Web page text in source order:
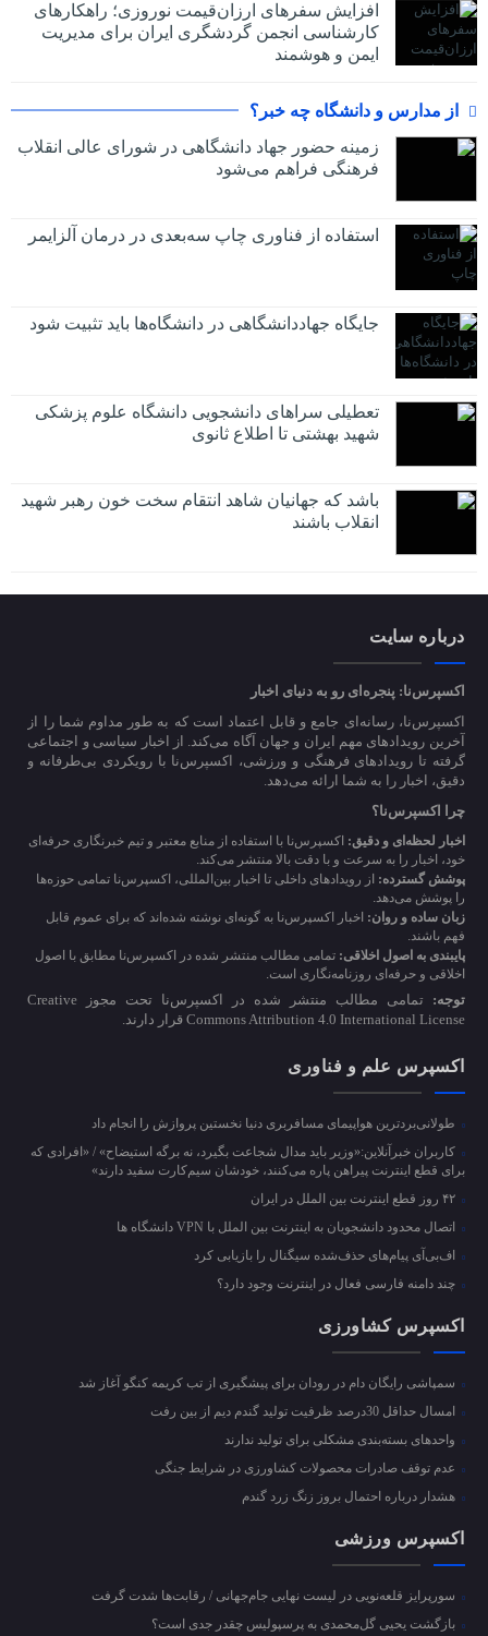
افزایش سفرهای ارزان‌قیمت نوروزی؛ راهکارهای
کارشناسی انجمن گردشگری ایران برای مدیریت
ایمن و هوشمند
از مدارس و دانشگاه چه خبر؟
زمینه حضور جهاد دانشگاهی در شورای عالی انقلاب
فرهنگی فراهم می‌شود
استفاده از فناوری چاپ سه‌بعدی در درمان آلزایمر
جایگاه جهاددانشگاهی در دانشگاه‌ها باید تثبیت شود
تعطیلی سراهای دانشجویی دانشگاه علوم پزشکی
شهید بهشتی تا اطلاع ثانوی
باشد که جهانیان شاهد انتقام سخت خون رهبر شهید
انقلاب باشند
درباره سایت
اکسپرس‌نا: پنجره‌ای رو به دنیای اخبار
اکسپرس‌نا، رسانه‌ای جامع و قابل اعتماد است که به طور مداوم شما را از
آخرین رویدادهای مهم ایران و جهان آگاه می‌کند. از اخبار سیاسی و اجتماعی
گرفته تا رویدادهای فرهنگی و ورزشی، اکسپرس‌نا با رویکردی بی‌طرفانه و
دقیق، اخبار را به شما ارائه می‌دهد.
چرا اکسپرس‌نا؟
اخبار لحظه‌ای و دقیق: اکسپرس‌نا با استفاده از منابع معتبر و تیم خبرنگاری حرفه‌ای
خود، اخبار را به سرعت و با دقت بالا منتشر می‌کند.
پوشش گسترده: از رویدادهای داخلی تا اخبار بین‌المللی، اکسپرس‌نا تمامی حوزه‌ها
را پوشش می‌دهد.
زبان ساده و روان: اخبار اکسپرس‌نا به گونه‌ای نوشته شده‌اند که برای عموم قابل
فهم باشند.
پایبندی به اصول اخلاقی: تمامی مطالب منتشر شده در اکسپرس‌نا مطابق با اصول
اخلاقی و حرفه‌ای روزنامه‌نگاری است.
توجه:
تمامی مطالب منتشر شده در اکسپرس‌نا تحت مجوز Creative
Commons Attribution 4.0 International License قرار دارند.
اکسپرس علم و فناوری
طولانی‌بردترین هواپیمای مسافربری دنیا نخستین پروازش را انجام داد
کاربران خبرآنلاین:«وزیر باید مدال شجاعت بگیرد، نه برگه استیضاح» / «افرادی که
برای قطع اینترنت پیراهن پاره می‌کنند، خودشان سیم‌کارت سفید دارند»
۴۲ روز قطع اینترنت بین الملل در ایران
اتصال محدود دانشجویان به اینترنت بین الملل با VPN دانشگاه ها
اف‌بی‌آی پیام‌های حذف‌شده سیگنال را بازیابی کرد
چند دامنه فارسی فعال در اینترنت وجود دارد؟
اکسپرس کشاورزی
سمپاشی رایگان دام در رودان برای پیشگیری از تب کریمه کنگو آغاز شد
امسال حداقل 30درصد ظرفیت تولید گندم دیم از بین رفت
واحد‌های بسته‌بندی مشکلی برای تولید ندارند
عدم توقف صادرات محصولات کشاورزی در شرایط جنگی
هشدار درباره احتمال بروز زنگ زرد گندم
اکسپرس ورزشی
سورپرایز قلعه‌نویی در لیست نهایی جام‌جهانی / رقابت‌ها شدت گرفت
بازگشت یحیی گل‌محمدی به پرسپولیس چقدر جدی است؟